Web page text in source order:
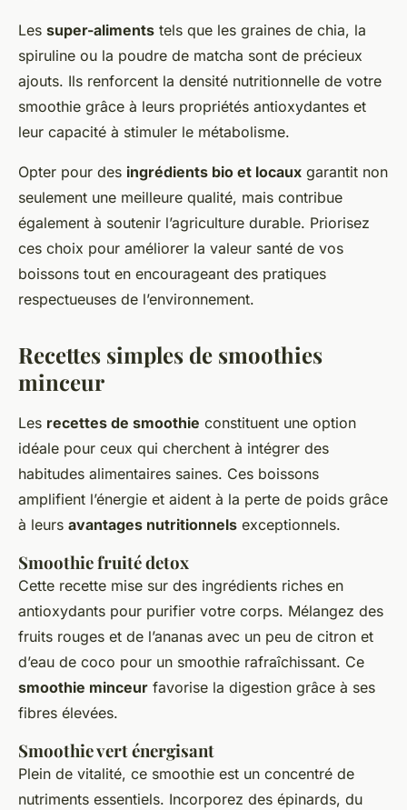
Les super-aliments tels que les graines de chia, la
spiruline ou la poudre de matcha sont de précieux
ajouts. Ils renforcent la densité nutritionnelle de votre
smoothie grâce à leurs propriétés antioxydantes et
leur capacité à stimuler le métabolisme.
Opter pour des ingrédients bio et locaux garantit non
seulement une meilleure qualité, mais contribue
également à soutenir l’agriculture durable. Priorisez
ces choix pour améliorer la valeur santé de vos
boissons tout en encourageant des pratiques
respectueuses de l’environnement.
Recettes simples de smoothies
minceur
Les recettes de smoothie constituent une option
idéale pour ceux qui cherchent à intégrer des
habitudes alimentaires saines. Ces boissons
amplifient l’énergie et aident à la perte de poids grâce
à leurs avantages nutritionnels exceptionnels.
Smoothie fruité detox
Cette recette mise sur des ingrédients riches en
antioxydants pour purifier votre corps. Mélangez des
fruits rouges et de l’ananas avec un peu de citron et
d’eau de coco pour un smoothie rafraîchissant. Ce
smoothie minceur favorise la digestion grâce à ses
fibres élevées.
Smoothie vert énergisant
Plein de vitalité, ce smoothie est un concentré de
nutriments essentiels. Incorporez des épinards, du